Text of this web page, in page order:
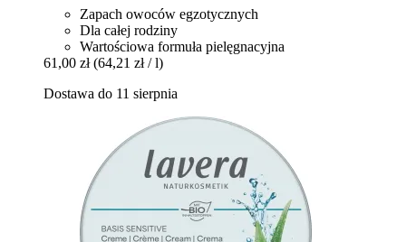
Zapach owoców egzotycznych
Dla całej rodziny
Wartościowa formuła pielęgnacyjna
61,00 zł (64,21 zł / l)
Dostawa do 11 sierpnia